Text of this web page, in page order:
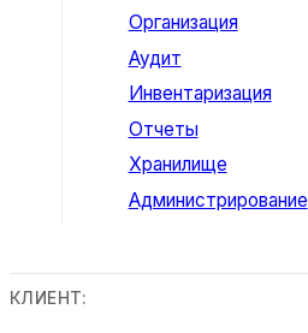
Организация
Аудит
Инвентаризация
Отчеты
Хранилище
Администрирование
КЛИЕНТ: